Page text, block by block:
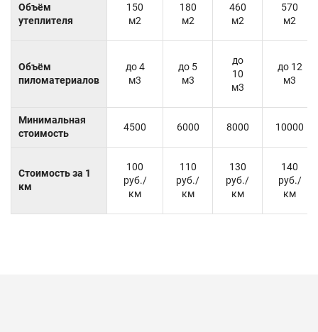
Объём
утеплителя
150
м2
180
м2
460
м2
570
м2
Объём
пиломатериалов
до 4
м3
до 5
м3
до
10
м3
до 12
м3
Минимальная
стоимость
4500 6000 8000 10000
Стоимость за 1
км
100
руб./
км
110
руб./
км
130
руб./
км
140
руб./
км